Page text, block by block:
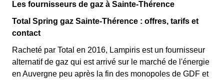
Les fournisseurs de gaz à Sainte-Thérence
Total Spring gaz Sainte-Thérence : offres, tarifs et
contact
Racheté par Total en 2016, Lampiris est un fournisseur
alternatif de gaz qui est arrivé sur le marché de l'énergie
en Auvergne peu après la fin des monopoles de GDF et